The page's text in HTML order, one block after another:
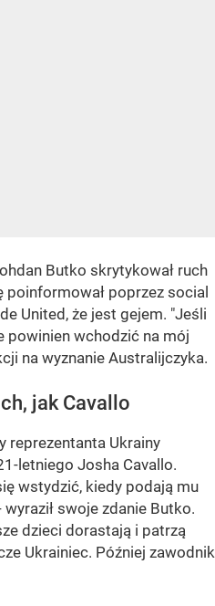
Butko skrytykował ruch
poprzez social
United, że jest gejem. "Jeśli
powinien wchodzić na mój
na wyznanie Australijczyka.
jak Cavallo
reprezentanta Ukrainy
letniego Josha Cavallo.
wstydzić, kiedy podają mu
swoje zdanie Butko.
dzieci dorastają i patrzą
Ukrainiec. Później zawodnik